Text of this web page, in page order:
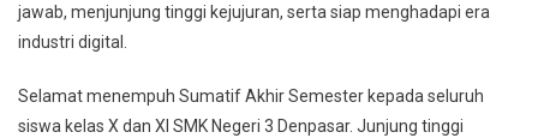
jawab, menjunjung tinggi kejujuran, serta siap menghadapi era
industri digital.
Selamat menempuh Sumatif Akhir Semester kepada seluruh
siswa kelas X dan XI SMK Negeri 3 Denpasar. Junjung tinggi